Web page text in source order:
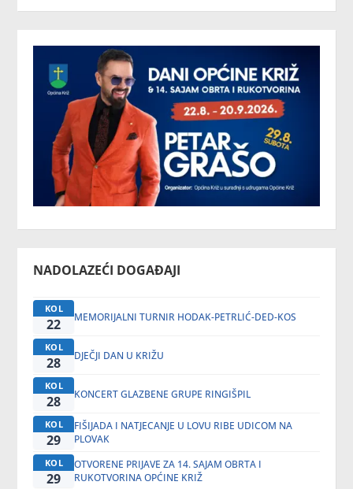
NADOLAZEĆI DOGAĐAJI
KOL
22 MEMORIJALNI TURNIR HODAK-PETRLIĆ-DED-KOS
KOL
28 DJEČJI DAN U KRIŽU
KOL
28 KONCERT GLAZBENE GRUPE RINGIŠPIL
KOL
29
FIŠIJADA I NATJECANJE U LOVU RIBE UDICOM NA
PLOVAK
KOL
29
OTVORENE PRIJAVE ZA 14. SAJAM OBRTA I
RUKOTVORINA OPĆINE KRIŽ